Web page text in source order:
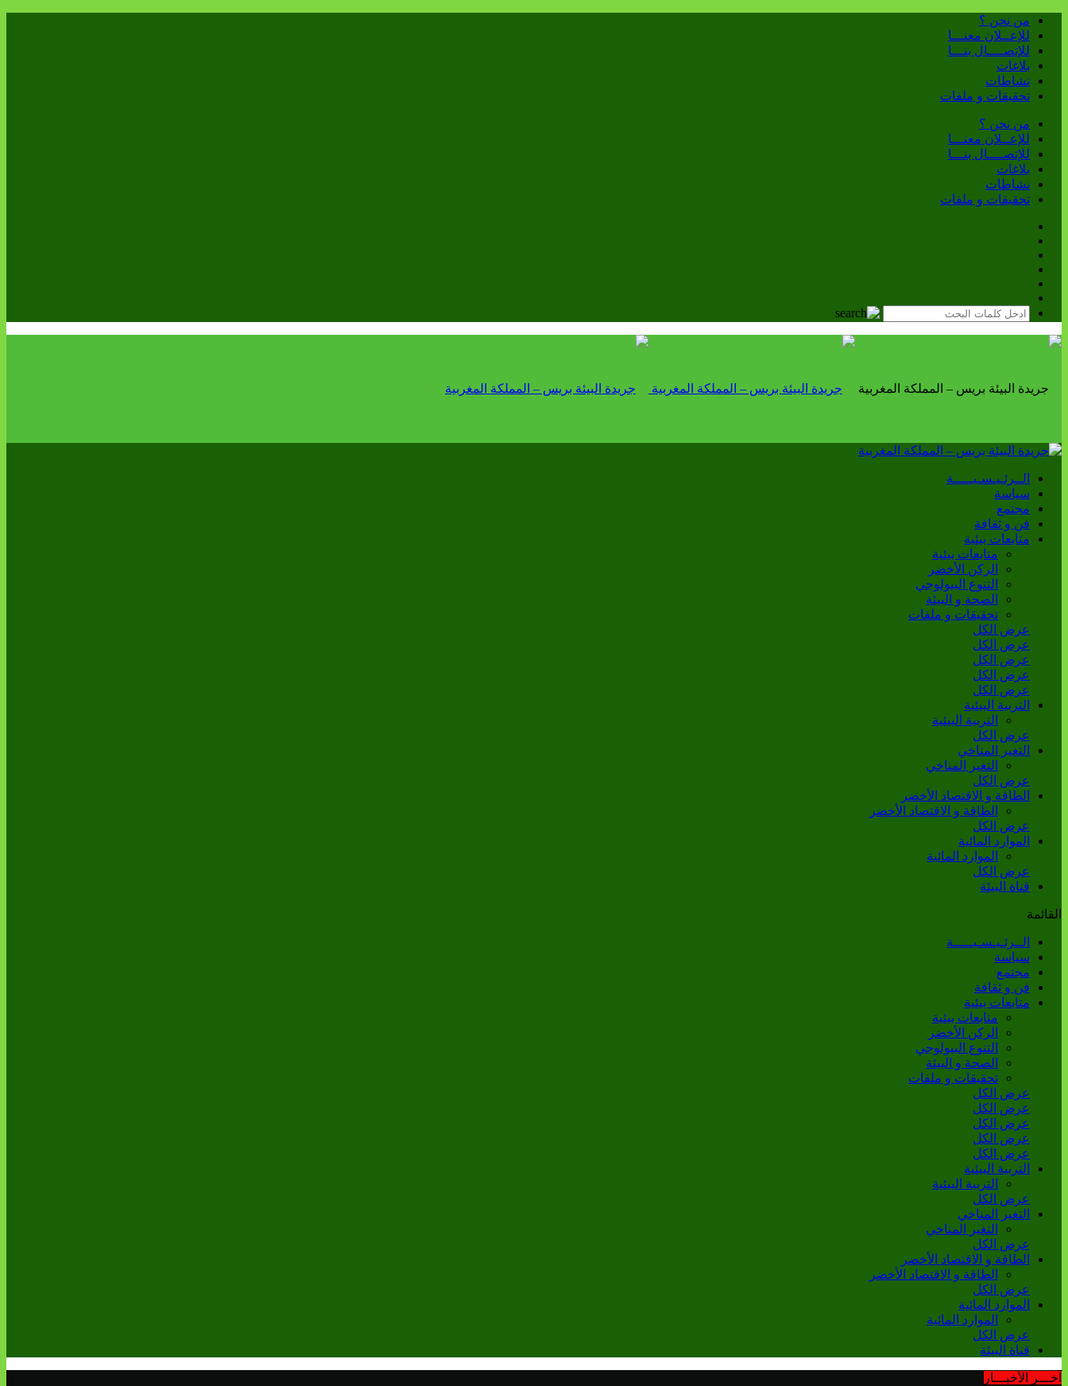
من نحن ؟
للإعــلان معنـــا
للإتصــــال بنـــا
بلاغات
نشاطات
تحقيقات و ملفات
من نحن ؟
للإعــلان معنـــا
للإتصــــال بنـــا
بلاغات
نشاطات
تحقيقات و ملفات
الــرئـيـسـيـــــة
سياسة
مجتمع
فن و ثقافة
متابعات بيئية
متابعات بيئية
الركن الأخضر
التنوع البيولوجي
الصحة و البيئة
تحقيقات و ملفات
عرض الكل
عرض الكل
عرض الكل
عرض الكل
عرض الكل
التربية البيئية
التربية البيئية
عرض الكل
التغير المناخي
التغير المناخي
عرض الكل
الطاقة و الاقتصاد الأخضر
الطاقة و الاقتصاد الأخضر
عرض الكل
الموارد المائية
الموارد المائية
عرض الكل
قناة البيئة
القائمة
الــرئـيـسـيـــــة
سياسة
مجتمع
فن و ثقافة
متابعات بيئية
متابعات بيئية
الركن الأخضر
التنوع البيولوجي
الصحة و البيئة
تحقيقات و ملفات
عرض الكل
عرض الكل
عرض الكل
عرض الكل
عرض الكل
التربية البيئية
التربية البيئية
عرض الكل
التغير المناخي
التغير المناخي
عرض الكل
الطاقة و الاقتصاد الأخضر
الطاقة و الاقتصاد الأخضر
عرض الكل
الموارد المائية
الموارد المائية
عرض الكل
قناة البيئة
آخـــر الأخبـــار